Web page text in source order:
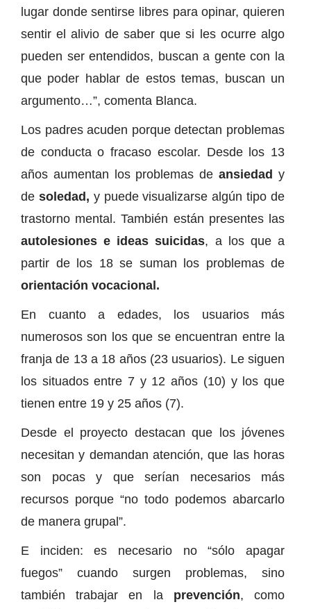
lugar donde sentirse libres para opinar, quieren
sentir el alivio de saber que si les ocurre algo
pueden ser entendidos, buscan a gente con la
que poder hablar de estos temas, buscan un
argumento…”, comenta Blanca.
Los padres acuden porque detectan problemas
de conducta o fracaso escolar. Desde los 13
años aumentan los problemas deansiedad y
de soledad, y puede visualizarse algún tipo de
trastorno mental. También están presentes las
autolesiones e ideas suicidas, a los que a
partir de los 18 se suman los problemas de
orientación vocacional.
En cuanto a edades, los usuarios más
numerosos son los que se encuentran entre la
franja de 13 a 18 años (23 usuarios). Le siguen
los situados entre 7 y 12 años (10) y los que
tienen entre 19 y 25 años (7).
Desde el proyecto destacan que los jóvenes
necesitan y demandan atención, que las horas
son pocas y que serían necesarios más
recursos porque “no todo podemos abarcarlo
de manera grupal”.
E inciden: es necesario no “sólo apagar
fuegos” cuando surgen problemas, sino
también trabajar en la prevención, como